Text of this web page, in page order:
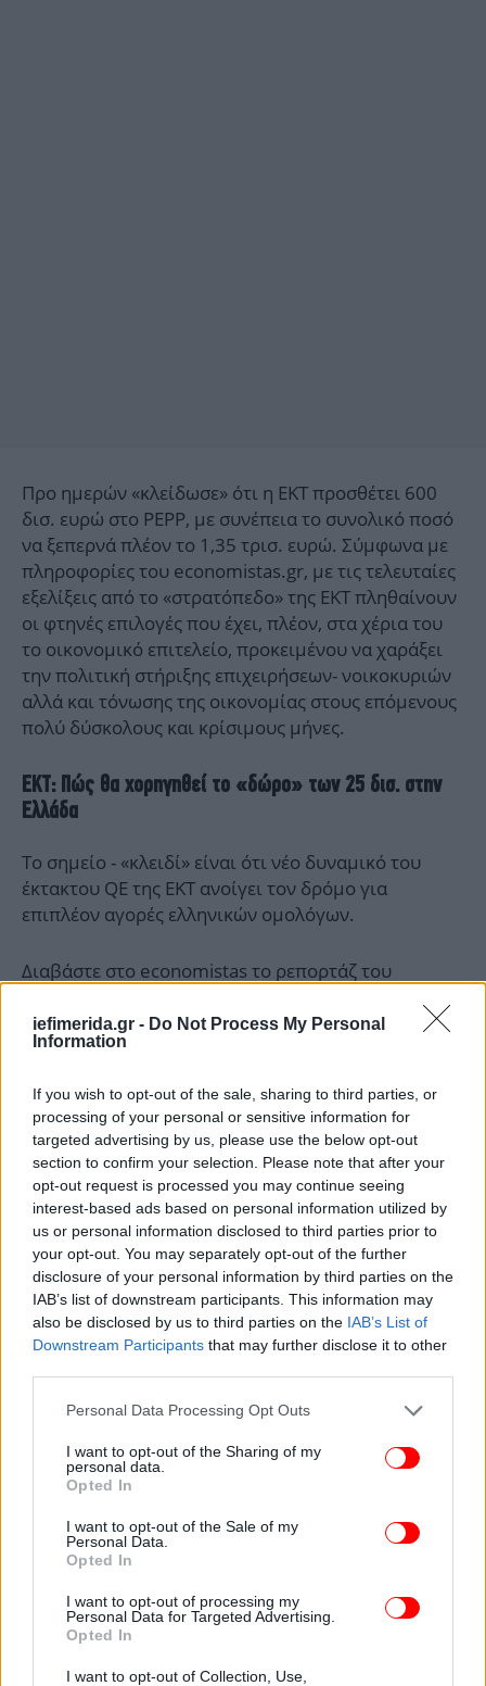
iefimerida.gr - Do Not Process My Personal
Information
If you wish to opt-out of the sale, sharing to third parties, or
processing of your personal or sensitive information for
targeted advertising by us, please use the below opt-out
section to confirm your selection. Please note that after your
opt-out request is processed you may continue seeing
interest-based ads based on personal information utilized by
us or personal information disclosed to third parties prior to
your opt-out. You may separately opt-out of the further
disclosure of your personal information by third parties on the
IAB’s list of downstream participants. This information may
also be disclosed by us to third parties on the IAB’s List of
Downstream Participants that may further disclose it to other
Please note that this website/app uses one or more Google
not limited to your visit or usage behaviour. You may click to
grant or deny consent to Google and its third-party tags to
use your data for below specified purposes in below Google
consent section.
Personal Data Processing Opt Outs
I want to opt-out of the Sharing of my
personal data.
Opted In
I want to opt-out of the Sale of my
Personal Data.
Opted In
I want to opt-out of processing my
Personal Data for Targeted Advertising.
Opted In
I want to opt-out of Collection, Use,
Προ ημερών «κλείδωσε» ότι η ΕΚΤ προσθέτει 600
δισ. ευρώ στο PEPP, με συνέπεια το συνολικό ποσό
να ξεπερνά πλέον το 1,35 τρισ. ευρώ. Σύμφωνα με
πληροφορίες του economistas.gr, με τις τελευταίες
εξελίξεις από το «στρατόπεδο» της ΕΚΤ πληθαίνουν
οι φτηνές επιλογές που έχει, πλέον, στα χέρια του
το οικονομικό επιτελείο, προκειμένου να χαράξει
την πολιτική στήριξης επιχειρήσεων- νοικοκυριών
αλλά και τόνωσης της οικονομίας στους επόμενους
πολύ δύσκολους και κρίσιμους μήνες.
ΕΚΤ: Πώς θα χορηγηθεί το «δώρο» των 25 δισ. στην
Ελλάδα
Το σημείο - «κλειδί» είναι ότι νέο δυναμικό του
έκτακτου QE της ΕΚΤ ανοίγει τον δρόμο για
επιπλέον αγορές ελληνικών ομολόγων.
Διαβάστε στο economistas το ρεπορτάζ του
ΕΚΤ προς την Ελλάδα.
Ακολουθήστε το στο Google News